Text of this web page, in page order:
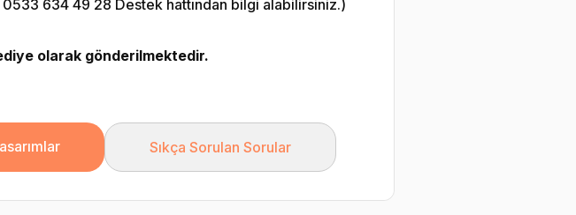
634 49 28 Destek hattından bilgi alabilirsiniz.)
olarak gönderilmektedir.
Sıkça Sorulan Sorular